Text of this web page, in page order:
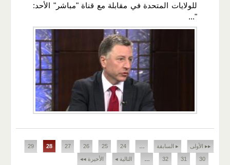
للولايات المتحدة في مقابلة مع قناة "مباشر" الأحد:
"...
الصفحات
▸▸ الأولى ▸ السابقة 24
25
26
27
28
29
30
31
32 التالية ◂ الأخيرة ◂◂